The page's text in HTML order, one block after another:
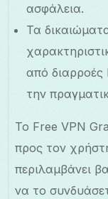
ασφάλεια.
Τα
από διαρροές
την
Το Free VPN
προς τον
περιλαμβάνει
να το